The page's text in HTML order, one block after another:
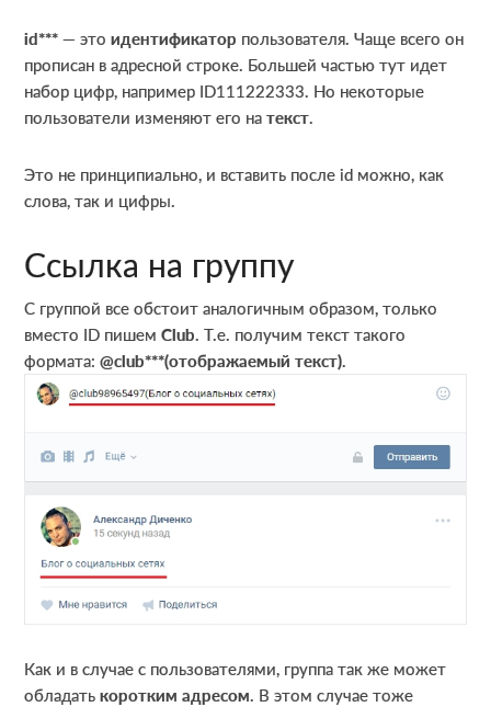
id***— этоидентификатор пользователя. Чаще всего он
прописан в адресной строке. Большей частью тут идет
набор цифр, например ID111222333. Но некоторые
пользователи изменяют его натекст.
Это не принципиально, и вставить после id можно, как
слова, так и цифры.
Ссылка на группу
С группой все обстоит аналогичным образом, только
вместо ID пишемClub. Т.е. получим текст такого
формата:@club***(отображаемый текст).
Как и в случае с пользователями, группа так же может
обладатькоротким адресом. В этом случае тоже